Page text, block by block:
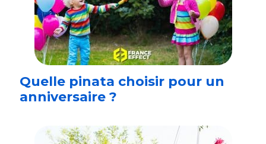
Quelle pinata choisir pour un
anniversaire ?